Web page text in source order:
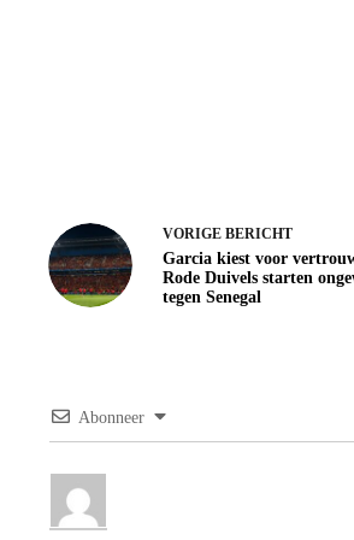
VORIGE BERICHT
Garcia kiest voor
Rode Duivels starten
tegen Senegal
Abonneer